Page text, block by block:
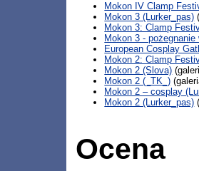
Mokon IV Clamp
Mokon 3 (Lurker_pas)
Mokon 3: Clamp
Mokon 3 -
European Cosplay
Mokon 2: Clamp
Mokon 2 (Slova)
Mokon 2 (_TK_)
Mokon 2 – cosplay
Mokon 2 (Lurker_pas)
Ocena